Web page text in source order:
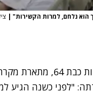
הוא נלחם, למרות הקשירות" |
דינה (שם בדוי), אחות כבת
"לפני כשנה הגיע